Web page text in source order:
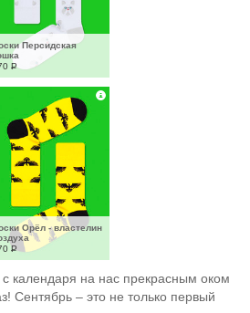
Персидская
Р
Орёл - властелин
Р
календаря на нас прекрасным оком
Сентябрь – это не только первый